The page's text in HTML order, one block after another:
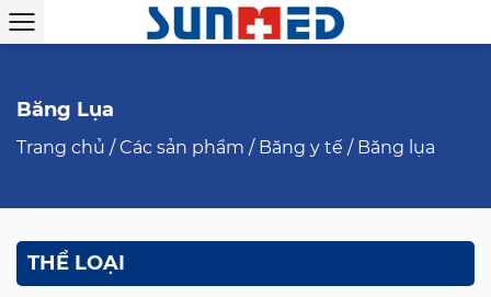
Băng Lụa
Trang chủ /Các sản phẩm / Băng y tế / Băng lụa
THỂ LOẠI